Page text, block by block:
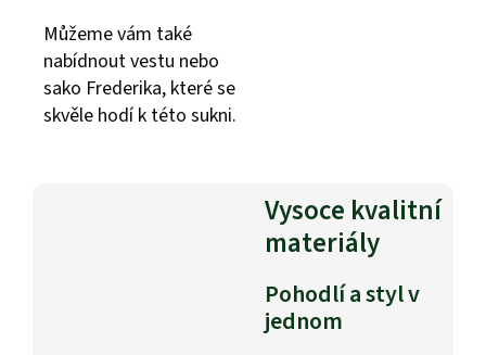
Můžeme vám také
nabídnout vestu nebo
sako Frederika, které se
skvěle hodí k této sukni.
Vysoce kvalitní
materiály
Pohodlí a styl v
jednom